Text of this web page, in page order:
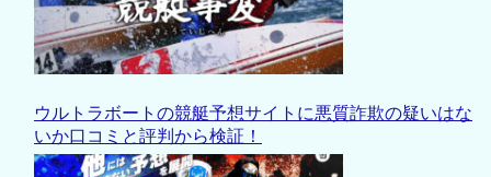
ウルトラボートの競艇予想サイトに悪質詐欺の疑いはな
いか口コミと評判から検証！